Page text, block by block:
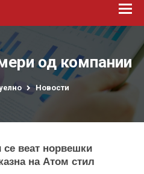
од компании
Новости
се веат норвешки
на Атом стил